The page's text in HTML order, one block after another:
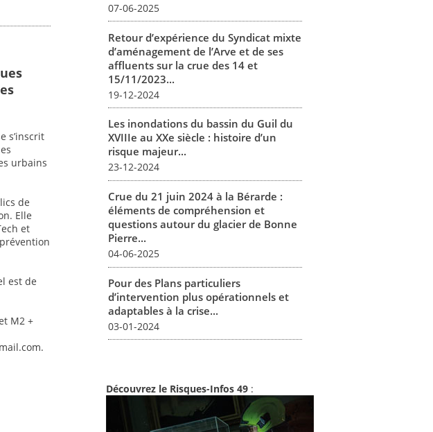
s’inscrit
urbains
de
Elle
et
est de
M2 +
07-06-2025
Retour d’expérience du Syndicat mixte
d’aménagement de l’Arve et de ses
affluents sur la crue des 14 et
15/11/2023...
19-12-2024
Les inondations du bassin du Guil du
XVIIIe au XXe siècle : histoire d’un
risque majeur...
23-12-2024
Crue du 21 juin 2024 à la Bérarde :
éléments de compréhension et
questions autour du glacier de Bonne
Pierre...
04-06-2025
Pour des Plans particuliers
d’intervention plus opérationnels et
adaptables à la crise...
03-01-2024
Découvrez le Risques-Infos 49 :